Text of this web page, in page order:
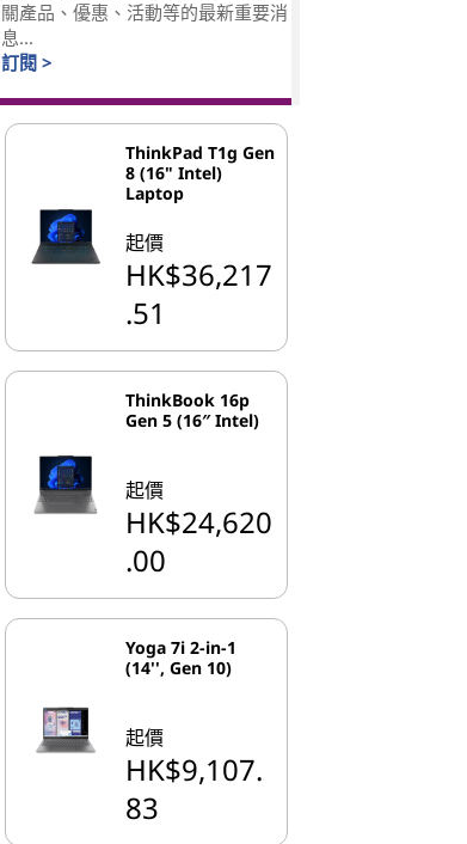
關產品、優惠、活動等的最新重要消
息...
訂閱 >
ThinkPad T1g Gen
8 (16" Intel)
Laptop
起價
HK$36,217
.51
ThinkBook 16p
Gen 5 (16″ Intel)
起價
HK$24,620
.00
Yoga 7i 2-in-1
(14'', Gen 10)
起價
HK$9,107.
83